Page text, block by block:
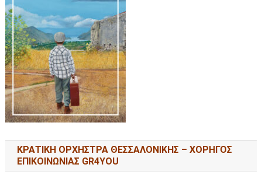
ΚΡΑΤΙΚΗ ΟΡΧΗΣΤΡΑ ΘΕΣΣΑΛΟΝΙΚΗΣ – ΧΟΡΗΓΟΣ
ΕΠΙΚΟΙΝΩΝΙΑΣ GR4YOU